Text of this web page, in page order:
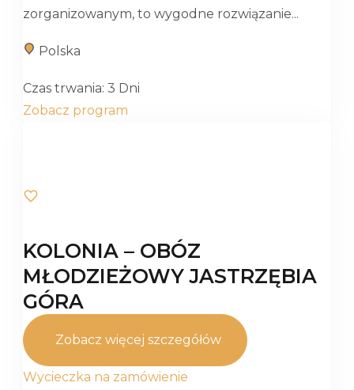
zorganizowanym, to wygodne rozwiązanie...
Polska
Czas trwania: 3 Dni
Zobacz program
KOLONIA – OBÓZ
MŁODZIEŻOWY JASTRZĘBIA
GÓRA
Zobacz więcej szczegółów
Wycieczka na zamówienie